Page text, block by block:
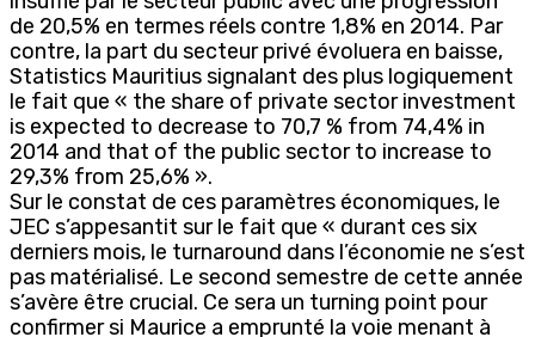
de 20,5% en termes réels contre 1,8% en 2014. Par
contre, la part du secteur privé évoluera en baisse,
Statistics Mauritius signalant des plus logiquement
le fait que « the share of private sector investment
is expected to decrease to 70,7 % from 74,4% in
2014 and that of the public sector to increase to
29,3% from 25,6% ».
Sur le constat de ces paramètres économiques, le
JEC s’appesantit sur le fait que « durant ces six
derniers mois, le turnaround dans l’économie ne s’est
pas matérialisé. Le second semestre de cette année
s’avère être crucial. Ce sera un turning point pour
confirmer si Maurice a emprunté la voie menant à